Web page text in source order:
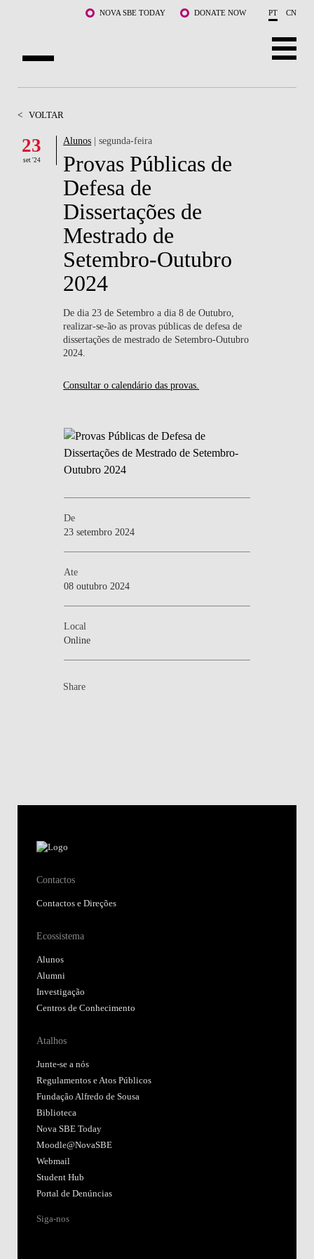
Saltar para o conteúdo principalNOVA SBE TODAY DONATE NOW PT CN
DOCENTES E INVESTIGAÇÃO
COMUNIDADE
WHAT'S HAPPENING
< VOLTAR
23
set '24
Alunos | segunda-feira
Provas Públicas de
Defesa de
Dissertações de
Mestrado de
Setembro-Outubro
2024
De dia 23 de Setembro a dia 8 de Outubro,
realizar-se-ão as provas públicas de defesa de
dissertações de mestrado de Setembro-Outubro
2024.
Consultar o calendário das provas.
De
23 setembro 2024
Ate
08 outubro 2024
Local
Online
Share
Contactos
Contactos e Direções
Ecossistema
Alunos
Alumni
Investigação
Centros de Conhecimento
Atalhos
Junte-se a nós
Regulamentos e Atos Públicos
Fundação Alfredo de Sousa
Biblioteca
Nova SBE Today
Moodle@NovaSBE
Webmail
Student Hub
Portal de Denúncias
Siga-nos